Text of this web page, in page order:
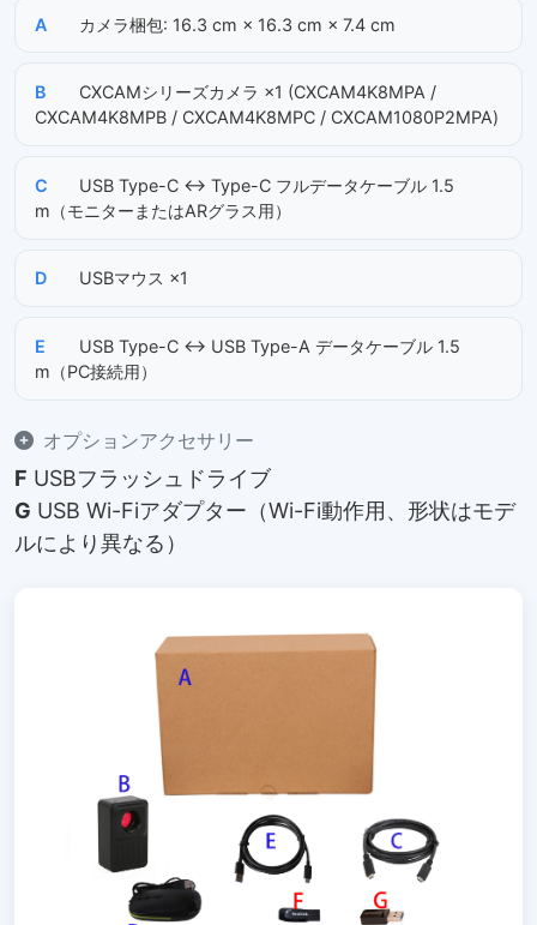
A カメラ梱包: 16.3 cm × 16.3 cm × 7.4 cm
B
CXCAMシリーズカメラ ×1 (CXCAM4K8MPA /
CXCAM4K8MPB / CXCAM4K8MPC / CXCAM1080P2MPA)
C
USB Type-C ↔ Type-C フルデータケーブル 1.5
m（モニターまたはARグラス用）
D USBマウス ×1
E
USB Type-C ↔ USB Type-A データケーブル 1.5
m（PC接続用）
オプションアクセサリー
F USBフラッシュドライブ
G USB Wi-Fiアダプター（Wi-Fi動作用、形状はモデ
ルにより異なる）